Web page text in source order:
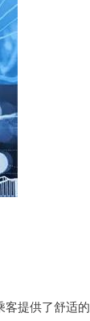
客提供了舒适的